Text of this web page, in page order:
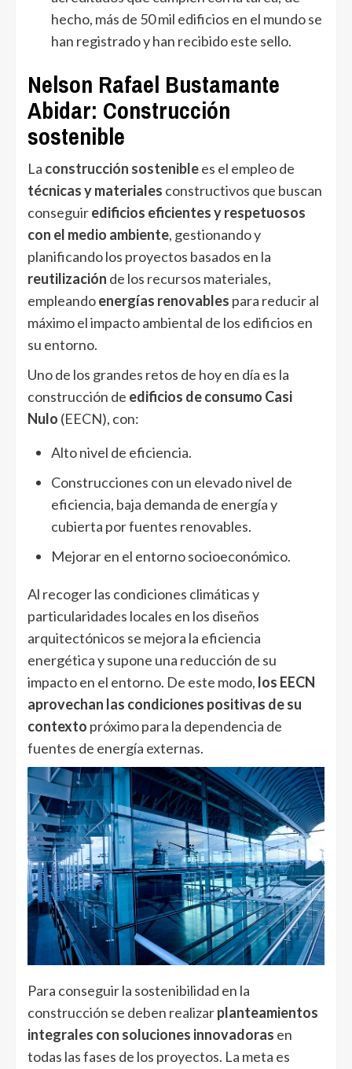
hecho, más de 50 mil edificios en el mundo se
han registrado y han recibido este sello.
Nelson Rafael Bustamante
Abidar: Construcción
sostenible
La construcción sosteniblees el empleo de
técnicas y materiales constructivos que buscan
conseguiredificios eficientes y respetuosos
con el medio ambiente, gestionando y
planificando los proyectos basados en la
reutilización de los recursos materiales,
empleandoenergías renovables para reducir al
máximo el impacto ambiental de los edificios en
su entorno.
Uno de los grandes retos de hoy en día es la
construcción de edificios de consumo Casi
Nulo (EECN), con:
Alto nivel de eficiencia.
Construcciones con un elevado nivel de
eficiencia, baja demanda de energía y
cubierta por fuentes renovables.
Mejorar en el entorno socioeconómico.
Al recoger las condiciones climáticas y
particularidades locales en los diseños
arquitectónicos se mejora la eficiencia
energética y supone una reducción de su
impacto en el entorno. De este modo, los EECN
aprovechan las condiciones positivas de su
contexto próximo para la dependencia de
fuentes de energía externas.
Para conseguir la sostenibilidad en la
construcción se deben realizarplanteamientos
integrales con soluciones innovadoras en
todas las fases de los proyectos. La meta es